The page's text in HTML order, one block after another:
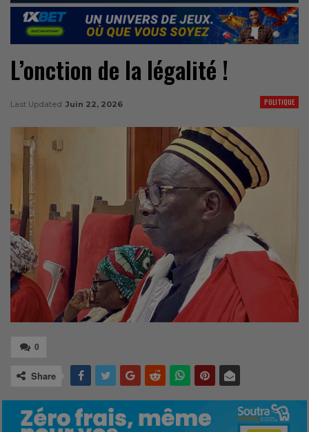
L’onction de la légalité !
POLITIQUE
Last Updated Juin 22, 2026
0
Share